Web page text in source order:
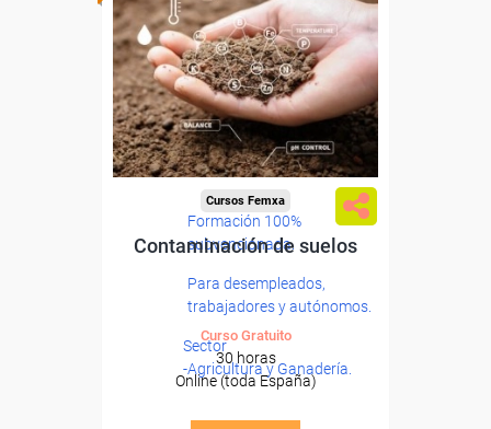
Formación 100%
subvencionada.
Para desempleados,
trabajadores y autónomos.
Sector
-Agricultura y Ganadería.
Cursos Femxa
Contaminación de suelos
Curso Gratuito
30 horas
Online (toda España)